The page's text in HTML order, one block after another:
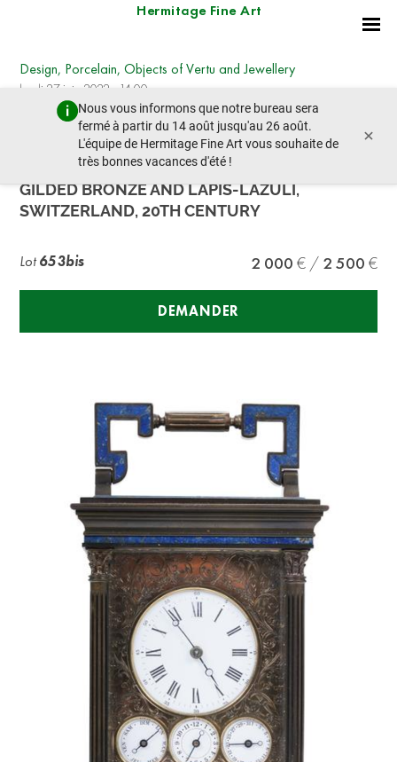
Hermitage Fine Art
Nous vous informons que notre bureau sera
fermé à partir du 14 août jusqu'au 26 août.
L'équipe de Hermitage Fine Art vous souhaite de
très bonnes vacances d'été !
×
Design, Porcelain, Objects of Vertu and Jewellery
lundi 27 juin 2022 - 14:00
lot précédent lot suivant
LA VALLÉE CAGE-SHAPED OFFICER’S CLOCK IN
GILDED BRONZE AND LAPIS-LAZULI,
SWITZERLAND, 20TH CENTURY
Lot653bis 2 000 2 500
DEMANDER